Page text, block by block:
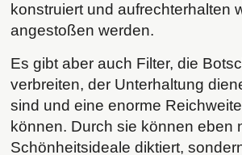
konstruiert und aufrechterhalten
angestoßen werden.
Es gibt aber auch Filter, die
verbreiten, der Unterhaltung
sind und eine enorme
können. Durch sie können eben
Schönheitsideale diktiert,